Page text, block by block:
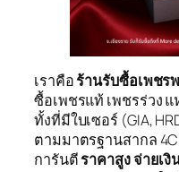
เราคือร้านรับซื้อเพชร
ซื้อเพชรแท้ เพชรร่วง
ทั้งที่มีใบเซอร์ (GIA,
ตามมาตรฐานสากล
การันตีราคาสูง จ่ายเ